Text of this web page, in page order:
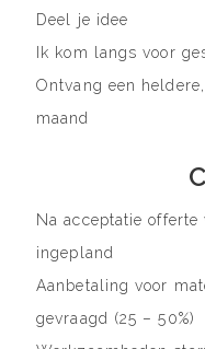
Deel je idee
Ik kom langs voor
Ontvang een
maand
Na acceptatie
ingepland
Aanbetaling voor
gevraagd (25 – 50%)